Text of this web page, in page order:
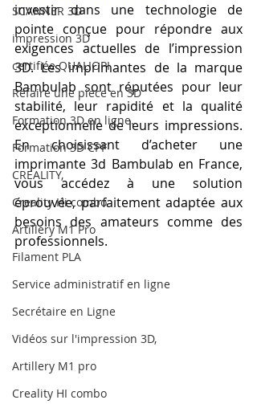
SCANNER 3D
impression 3D
certifiée QUALIOPI
Refaire une piece en 3D
Formation 3D en ligne.
Formation 3D CPF
CREALITY,
Creality Hi combo
Artillery M1 Pro
Filament PLA
Service administratif en ligne
Secrétaire en Ligne
Vidéos sur l'impression 3D,
Artillery M1 pro
Creality HI combo
investir dans une technologie de
pointe conçue pour répondre aux
exigences actuelles de l’impression
3D. Les imprimantes de la marque
Bambulab sont réputées pour leur
stabilité, leur rapidité et la qualité
exceptionnelle de leurs impressions.
En choisissant d’acheter une
imprimante 3d Bambulab en France,
vous accédez à une solution
éprouvée, parfaitement adaptée aux
besoins des amateurs comme des
professionnels.